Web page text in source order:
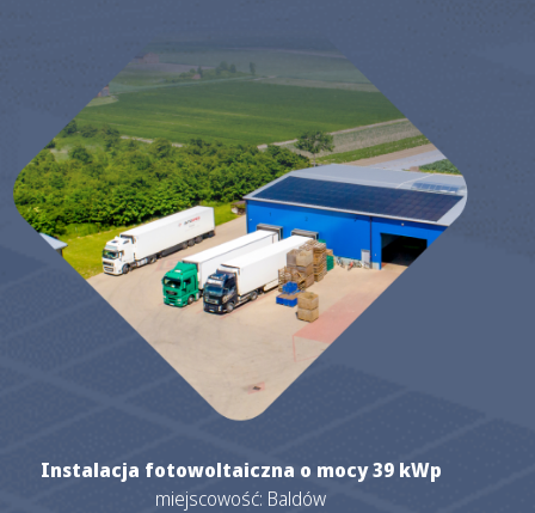
Instalacja fotowoltaiczna o mocy 39 kWp
miejscowość: Baldów